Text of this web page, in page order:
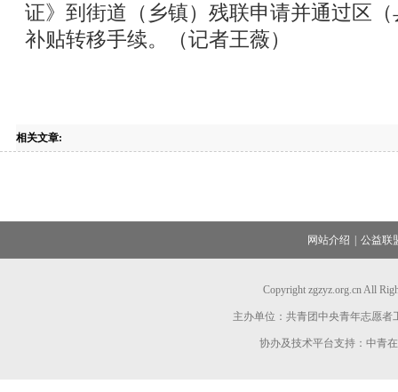
证》到街道（乡镇）残联申请并通过区
补贴转移手续。（记者王薇）
相关文章:
网站介绍 公益联
Copyright zgzyz.org.cn All
主办单位：共青团中央青年志愿
协办及技术平台支持：中青